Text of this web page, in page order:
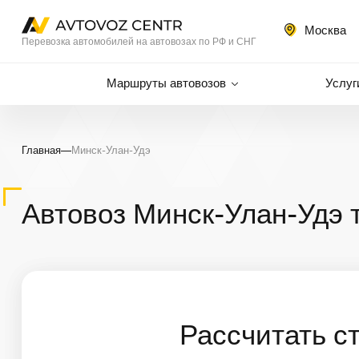
Перевозка автомобилей на автовозах по РФ и СНГ
Москва
Маршруты автовозов
Главная—Минск-Улан-Удэ
Автовоз Минск-Улан-Удэ
Рассчитать